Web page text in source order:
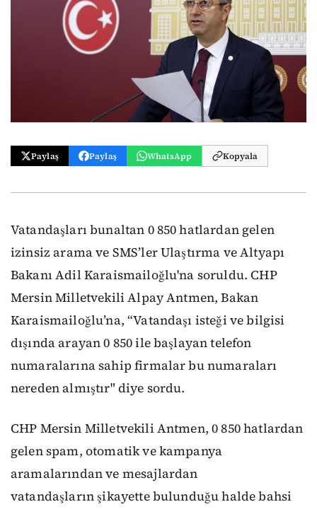
Paylaş Paylaş WhatsApp Kopyala
Vatandaşları bunaltan 0 850 hatlardan gelen
izinsiz arama ve SMS’ler Ulaştırma ve Altyapı
Bakanı Adil Karaismailoğlu'na soruldu. CHP
Mersin Milletvekili Alpay Antmen, Bakan
Karaismailoğlu’na, “Vatandaşı isteği ve bilgisi
dışında arayan 0 850 ile başlayan telefon
numaralarına sahip firmalar bu numaraları
nereden almıştır" diye sordu.
CHP Mersin Milletvekili Antmen, 0 850 hatlardan
gelen spam, otomatik ve kampanya
aramalarından ve mesajlardan
vatandaşların şikayette bulunduğu halde bahsi